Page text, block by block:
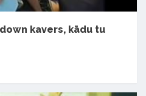
kavers, kādu tu